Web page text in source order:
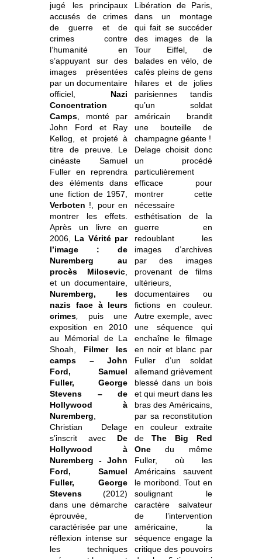
jugé les principaux
accusés de crimes
de guerre et de
crimes contre
l’humanité en
s’appuyant sur des
images présentées
par un documentaire
officiel, Nazi
Concentration
Camps, monté par
John Ford et Ray
Kellog, et projeté à
titre de preuve. Le
cinéaste Samuel
Fuller en reprendra
des éléments dans
une fiction de 1957,
Verboten !, pour en
montrer les effets.
Après un livre en
2006, La Vérité par
l’image : de
Nuremberg au
procès Milosevic,
et un documentaire,
Nuremberg, les
nazis face à leurs
crimes, puis une
exposition en 2010
au Mémorial de La
Shoah, Filmer les
camps – John
Ford, Samuel
Fuller, George
Stevens – de
Hollywood à
Nuremberg,
Christian Delage
s’inscrit avec De
Hollywood à
Nuremberg - John
Ford, Samuel
Fuller, George
Stevens (2012)
dans une démarche
éprouvée,
caractérisée par une
réflexion intense sur
les techniques
Libération de Paris,
dans un montage
qui fait se succéder
des images de la
Tour Eiffel, de
balades en vélo, de
cafés pleins de gens
hilares et de jolies
parisiennes tandis
qu’un soldat
américain brandit
une bouteille de
champagne géante !
Delage choisit donc
un procédé
particulièrement
efficace pour
montrer cette
nécessaire
esthétisation de la
guerre en
redoublant les
images d’archives
par des images
provenant de films
ultérieurs,
documentaires ou
fictions en couleur.
Autre exemple, avec
une séquence qui
enchaîne le filmage
en noir et blanc par
Fuller d’un soldat
allemand grièvement
blessé dans un bois
et qui meurt dans les
bras des Américains,
par sa reconstitution
en couleur extraite
deThe Big Red
Onedu même
Fuller, où les
Américains sauvent
le moribond. Tout en
soulignant le
caractère salvateur
de l’intervention
américaine, la
séquence engage la
critique des pouvoirs